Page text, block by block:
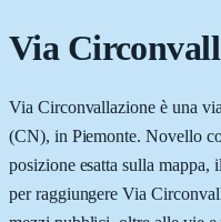
Via
Via Circonvallazione è una
(CN), in Piemonte. Novello
posizione esatta sulla
per raggiungere Via